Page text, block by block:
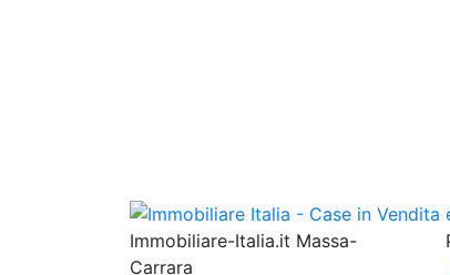
Immobiliare-Italia.it Massa-
Carrara